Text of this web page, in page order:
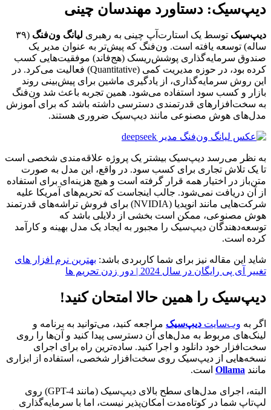
دیپ‌سیک: دستاورد مهندسان چینی
دیپ‌سیک توسط یک استارت‌آپ چینی به رهبری لیانگ ون‌فنگ
(۳۹
ساله) توسعه یافته است. ون‌فنگ که پیش‌تر به عنوان مدیر یک
صندوق سرمایه‌گذاری پوشش‌ریسک (هج‌فاند) موفقیت‌هایی کسب
کرده بود، در حوزه مدیریت کمی (Quantitative) فعالیت می‌کرد. در
این روش سرمایه‌گذاری، از یادگیری ماشین برای پیش‌بینی روند
بازار و کسب سود استفاده می‌شود. همین تجربه باعث شد ون‌فنگ
به سخت‌افزارهای قدرتمندی دسترسی داشته باشد که برای آموزش
مدل‌های هوش مصنوعی مانند دیپ‌سیک ضروری هستند.
به نظر می‌رسد دیپ‌سیک بیشتر یک پروژه علاقه‌مندی شخصی است
تا یک تلاش تجاری برای کسب سود. در واقع، این مدل به صورت
متن‌باز در اختیار همه قرار گرفته است و هیچ هزینه‌ای برای استفاده
از آن دریافت نمی‌شود. جالب اینجاست که تحریم‌های آمریکا علیه
شرکت‌هایی مانند انویدیا (NVIDIA) برای فروش تراشه‌های قدرتمند
هوش مصنوعی، ممکن است بخشی از دلایلی باشد که
توسعه‌دهندگان دیپ‌سیک را مجبور به ایجاد یک مدل بهینه و کارآمد
کرده است.
شاید این مقاله نیز برای شما کاربردی باشد: بهترین نرم افزار های
تغییر آی پی رایگان در سال 2024 | دور زدن تحریم ها
دیپ‌سیک را همین حالا امتحان کنید!
اگر به وب‌سایت دیپ‌سیک مراجعه کنید، می‌توانید به برنامه و
لینک‌های مربوط به مدل‌های آن دسترسی پیدا کنید و آن‌ها را روی
سخت‌افزار خود دانلود و اجرا کنید. ساده‌ترین راه برای اجرای
نسخه‌هایی از دیپ‌سیک روی سخت‌افزار شخصی، استفاده از ابزاری
مانند Ollama است.
البته، اجرای مدل‌های سطح بالای دیپ‌سیک (مانند GPT-4) روی
لپ‌تاپ شما در کوتاه‌مدت امکان‌پذیر نیست، اما با سرمایه‌گذاری